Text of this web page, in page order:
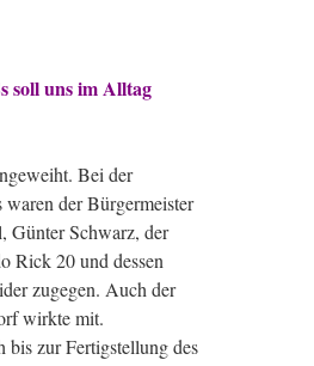
soll uns im Alltag
Bei der
der Bürgermeister
Günter Schwarz, der
Rick 20 und dessen
zugegen. Auch der
wirkte mit.
bis zur Fertigstellung des